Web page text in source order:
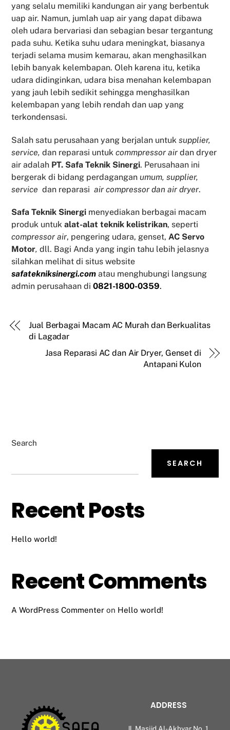
yang selalu memiliki kandungan air yang berbentuk
uap air. Namun, jumlah uap air yang dapat dibawa
oleh udara bervariasi dan sebagian besar tergantung
pada suhu. Ketika suhu udara meningkat, biasanya
terjadi selama musim kemarau, akan menghasilkan
lebih banyak kelembapan. Oleh karena itu, ketika
udara didinginkan, udara bisa menahan kelembapan
yang jauh lebih sedikit sehingga menghasilkan
kelembapan yang lebih rendah dan uap yang
terkondensasi.
Salah satu perusahaan yang berjalan untuksupplier,
service, dan reparasi untukcommpressor air dan dryer
air adalah PT. Safa Teknik Sinergi. Perusahaan ini
bergerak di bidang perdaganganumum, supplier,
service dan reparasiair compressor dan air dryer.
Safa Teknik Sinergi menyediakan berbagai macam
produk untukalat-alat teknik kelistrikan, seperti
compressor air, pengering udara, genset,AC Servo
Motor, dll. Bagi Anda yang ingin tahu lebih jelasnya
silahkan melihat di situs website
safatekniksinergi.com atau menghubungi langsung
admin perusahaan di0821-1800-0359.
Jual Berbagai Macam AC Murah dan Berkualitas
di Lagadar
Jasa Reparasi AC dan Air Dryer, Genset di
Antapani Kulon
Search
SEARCH
Recent Posts
Hello world!
Recent Comments
A WordPress Commenter on Hello world!
ADDRESS